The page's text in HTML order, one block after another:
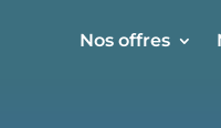
Nos offres